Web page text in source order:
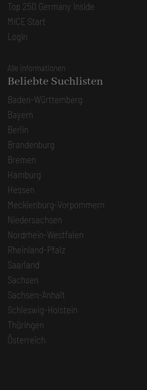
Top 250 Germany Inside
MICE Start
Login
Alle Informationen
Beliebte Suchlisten
Baden-Württemberg
Bayern
Berlin
Brandenburg
Bremen
Hamburg
Hessen
Mecklenburg-Vorpommern
Niedersachsen
Nordrhein-Westfalen
Rheinland-Pfalz
Saarland
Sachsen
Sachsen-Anhalt
Schleswig-Holstein
Thüringen
Österreich